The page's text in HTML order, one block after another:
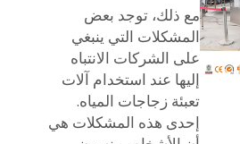
مع ذلك، توجد بعض
المشكلات التي ينبغي
على الشركات الانتباه
إليها عند استخدام آلات
تعبئة زجاجات المياه.
إحدى هذه المشكلات هي